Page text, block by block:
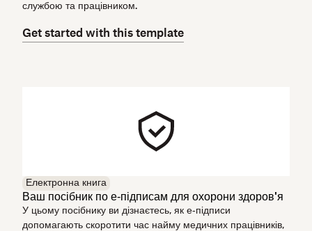
службою та працівником.
Get started with this template
Електронна книга
Ваш посібник по е‑підписам для охорони здоров'я
У цьому посібнику ви дізнаєтесь, як е‑підписи
допомагають скоротити час найму медичних працівників,